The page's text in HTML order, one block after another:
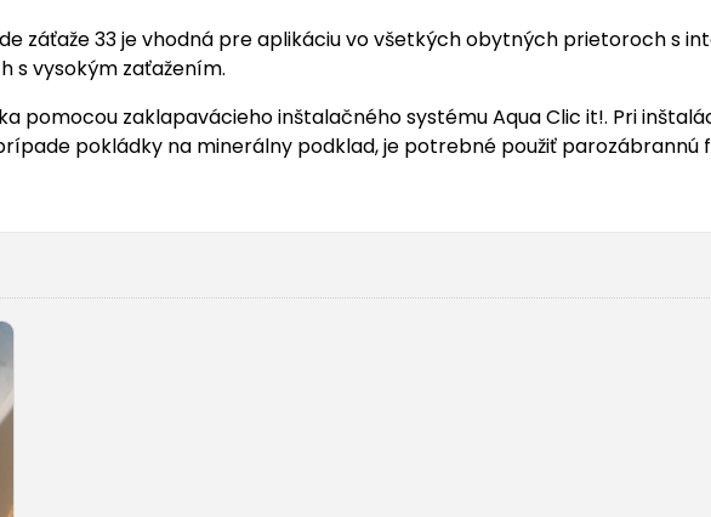
záťaže 33 je vhodná pre aplikáciu vo všetkých obytných prietoroch s
s vysokým zaťažením.
pomocou zaklapavácieho inštalačného systému Aqua Clic it!. Pri
pokládky na minerálny podklad, je potrebné použiť parozábrannú